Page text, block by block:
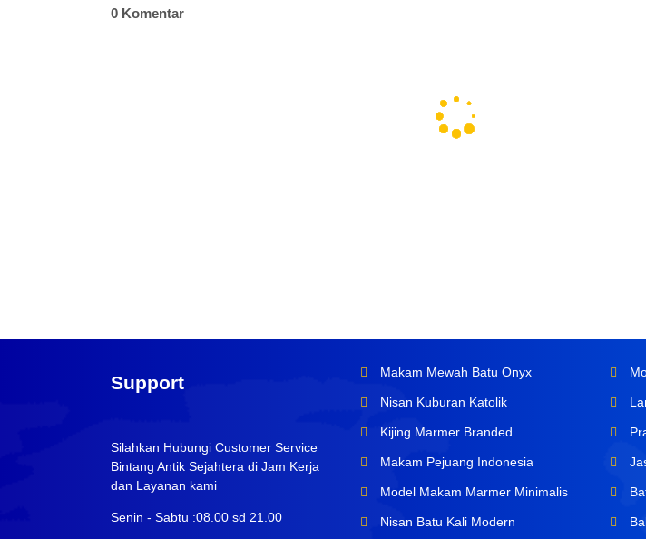
0 Komentar
Support
Silahkan Hubungi Customer Service
Bintang Antik Sejahtera di Jam Kerja
dan Layanan kami
Senin - Sabtu :08.00 sd 21.00
Makam Mewah Batu Onyx
Nisan Kuburan Katolik
Kijing Marmer Branded
Makam Pejuang Indonesia
Model Makam Marmer Minimalis
Nisan Batu Kali Modern